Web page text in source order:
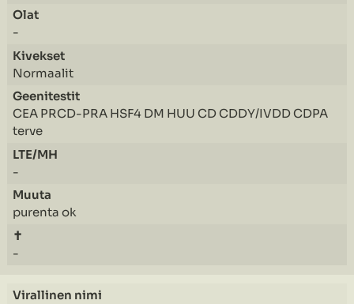
-
Normaalit
CEA PRCD-PRA HSF4 DM HUU CD CDDY/IVDD CDPA
terve
-
purenta ok
-